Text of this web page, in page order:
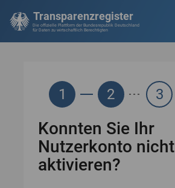
Transparenzregister
Die offizielle Plattform der Bundesrepublik Deutschland
für Daten zu wirtschaftlich Berechtigten
1 2 3
Konnten Sie Ihr
Nutzerkonto nicht
aktivieren?